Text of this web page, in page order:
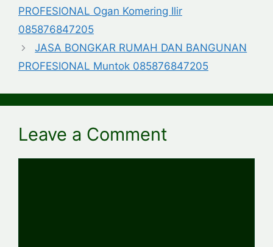
PROFESIONAL Ogan Komering Ilir
085876847205
JASA BONGKAR RUMAH DAN BANGUNAN
PROFESIONAL Muntok 085876847205
Leave a Comment